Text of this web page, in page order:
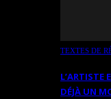
TEXTES DE
L’ARTISTE
DÉJÀ UN